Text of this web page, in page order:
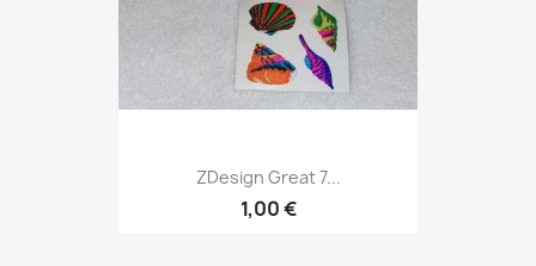
ZDesign Great 7...
1,00 €